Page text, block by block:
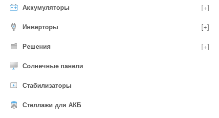
Аккумуляторы [+]
Инверторы [+]
Решения [+]
Солнечные панели
Стабилизаторы
Стеллажи для АКБ